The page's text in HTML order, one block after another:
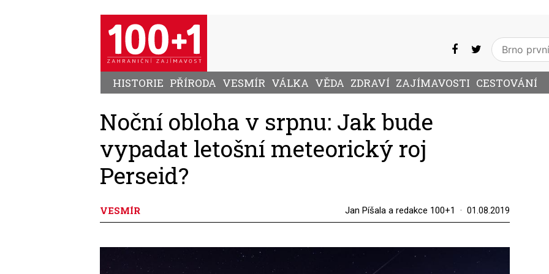
HISTORIE PŘÍRODA VESMÍR VÁLKA VĚDA ZDRAVÍ ZAJÍMAVOSTI CESTOVÁNÍ
Noční obloha v srpnu: Jak bude
vypadat letošní meteorický roj
Perseid?
VESMÍR Jan Píšala a redakce 100+1 01.08.2019